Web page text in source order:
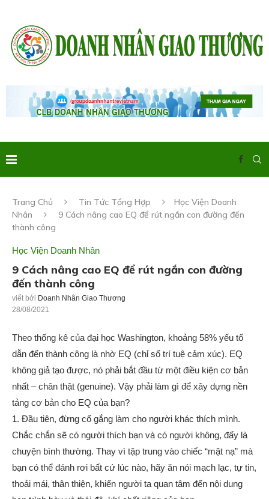
Trang Chủ Tin Tức Tổng Hợp
Học Viện Doanh
Nhân
9 Cách nâng cao EQ để rút ngắn con đường đến
thành công
Học Viện Doanh Nhân
9 Cách nâng cao EQ để rút ngắn con đường
đến thành công
viết bởi Doanh Nhân Giao Thương
28/08/2021
Theo thống kê của đại học Washington, khoảng 58% yếu tố
dẫn đến thành công là nhờ EQ (chỉ số trí tuệ cảm xúc). EQ
không giả tạo được, nó phải bắt đầu từ một điều kiện cơ bản
nhất – chân thật (genuine). Vậy phải làm gì để xây dựng nền
tảng cơ bản cho EQ của bạn?
1. Đầu tiên, đừng cố gắng làm cho người khác thích mình.
Chắc chắn sẽ có người thích bạn và có người không, đấy là
chuyện bình thường. Thay vì tập trung vào chiếc “mặt nạ” mà
bạn có thể đánh rơi bất cứ lúc nào, hãy ăn nói mạch lạc, tự tin,
thoải mái, thân thiện, khiến người ta quan tâm đến nội dung